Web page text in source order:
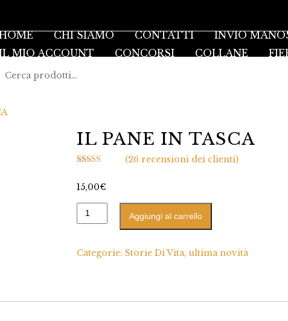
CHI SIAMO CONTATTI INVIO
MIO ACCOUNT
CONCORSI COLLANE
IL PANE IN TASCA
direcensioni
(26 recensioni dei clienti)
15,00€
Aggiungi al carrello
Categorie: Storie Di Vita, ultima novità